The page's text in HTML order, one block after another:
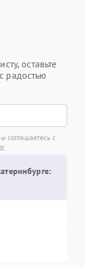
оставьте
радостью
соглашаетесь с